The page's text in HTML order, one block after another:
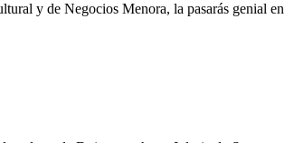
y de Negocios Menora, la pasarás genial en